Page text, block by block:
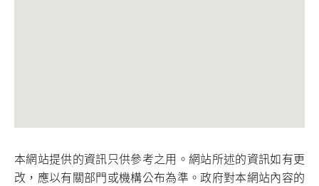
本網站提供的資訊只供參考之用。網站所述的資訊如有更
改，應以有關部門或機構公布為準。政府對本網站內容的